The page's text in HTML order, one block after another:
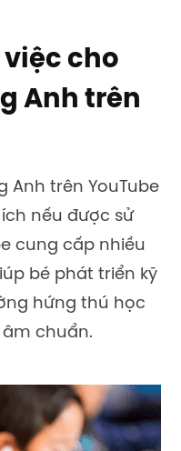
việc cho
Anh trên
Anh trên YouTube
nếu được sử
cung cấp nhiều
bé phát triển kỹ
hứng thú học
chuẩn.